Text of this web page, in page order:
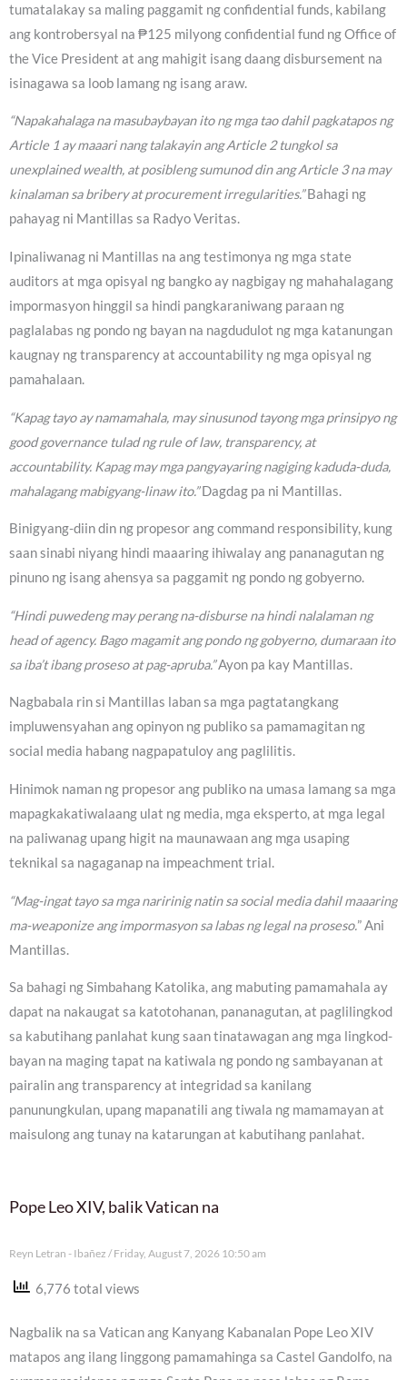
tumatalakay sa maling paggamit ng confidential funds, kabilang
ang kontrobersyal na ₱125 milyong confidential fund ng Office of
the Vice President at ang mahigit isang daang disbursement na
isinagawa sa loob lamang ng isang araw.
“Napakahalaga na masubaybayan ito ng mga tao dahil pagkatapos ng
Article 1 ay maaari nang talakayin ang Article 2 tungkol sa
unexplained wealth, at posibleng sumunod din ang Article 3 na may
kinalaman sa bribery at procurement irregularities.”Bahagi ng
pahayag ni Mantillas sa Radyo Veritas.
Ipinaliwanag ni Mantillas na ang testimonya ng mga state
auditors at mga opisyal ng bangko ay nagbigay ng mahahalagang
impormasyon hinggil sa hindi pangkaraniwang paraan ng
paglalabas ng pondo ng bayan na nagdudulot ng mga katanungan
kaugnay ng transparency at accountability ng mga opisyal ng
pamahalaan.
“Kapag tayo ay namamahala, may sinusunod tayong mga prinsipyo ng
good governance tulad ng rule of law, transparency, at
accountability. Kapag may mga pangyayaring nagiging kaduda-duda,
mahalagang mabigyang-linaw ito.”Dagdag pa ni Mantillas.
Binigyang-diin din ng propesor ang command responsibility, kung
saan sinabi niyang hindi maaaring ihiwalay ang pananagutan ng
pinuno ng isang ahensya sa paggamit ng pondo ng gobyerno.
“Hindi puwedeng may perang na-disburse na hindi nalalaman ng
head of agency. Bago magamit ang pondo ng gobyerno, dumaraan ito
sa iba’t ibang proseso at pag-apruba.”Ayon pa kay Mantillas.
Nagbabala rin si Mantillas laban sa mga pagtatangkang
impluwensyahan ang opinyon ng publiko sa pamamagitan ng
social media habang nagpapatuloy ang paglilitis.
Hinimok naman ng propesor ang publiko na umasa lamang sa mga
mapagkakatiwalaang ulat ng media, mga eksperto, at mga legal
na paliwanag upang higit na maunawaan ang mga usaping
teknikal sa nagaganap na impeachment trial.
“Mag-ingat tayo sa mga naririnig natin sa social media dahil maaaring
ma-weaponize ang impormasyon sa labas ng legal na proseso.” Ani
Mantillas.
Sa bahagi ng Simbahang Katolika, ang mabuting pamamahala ay
dapat na nakaugat sa katotohanan, pananagutan, at paglilingkod
sa kabutihang panlahat kung saan tinatawagan ang mga lingkod-
bayan na maging tapat na katiwala ng pondo ng sambayanan at
pairalin ang transparency at integridad sa kanilang
panunungkulan, upang mapanatili ang tiwala ng mamamayan at
maisulong ang tunay na katarungan at kabutihang panlahat.
Pope Leo XIV, balik Vatican na
Reyn Letran - Ibañez Friday, August 7, 2026 10:50 am
6,776 total views
Nagbalik na sa Vatican ang Kanyang Kabanalan Pope Leo XIV
matapos ang ilang linggong pamamahinga sa Castel Gandolfo, na